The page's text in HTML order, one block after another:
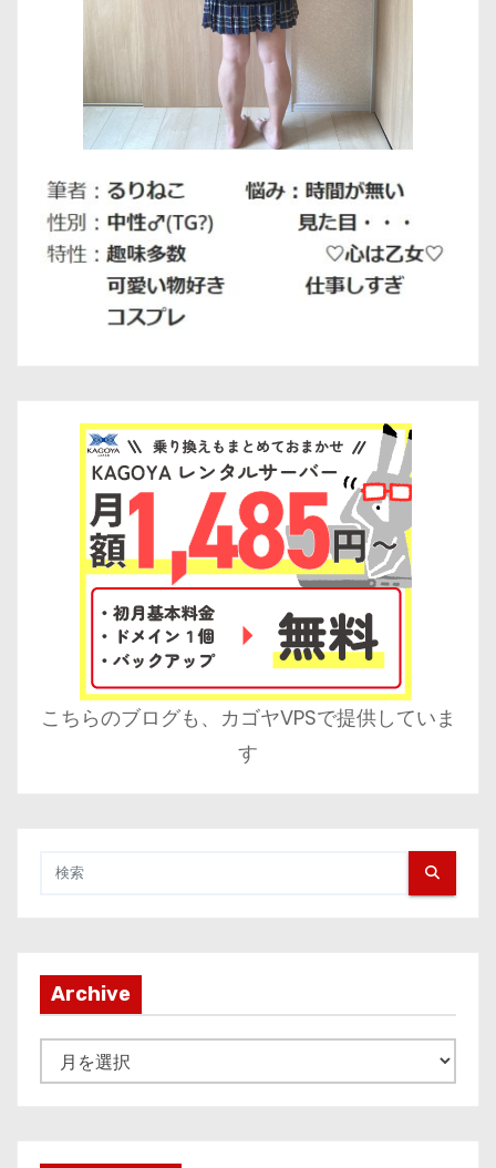
こちらのブログも、カゴヤVPSで提供していま
す
Archive
r